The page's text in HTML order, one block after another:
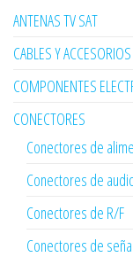
ANTENAS TV SAT
CABLES Y ACCESORIOS
COMPONENTES
CONECTORES
Conectores de
Conectores de
Conectores de R/F
Conectores de señal